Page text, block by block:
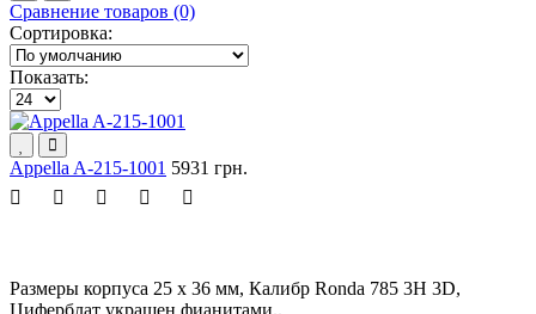
Сравнение товаров (0)
Сортировка:
Показать:
Appella A-215-1001 5931 грн.
Размеры корпуса 25 х 36 мм, Калибр Ronda 785 3H 3D,